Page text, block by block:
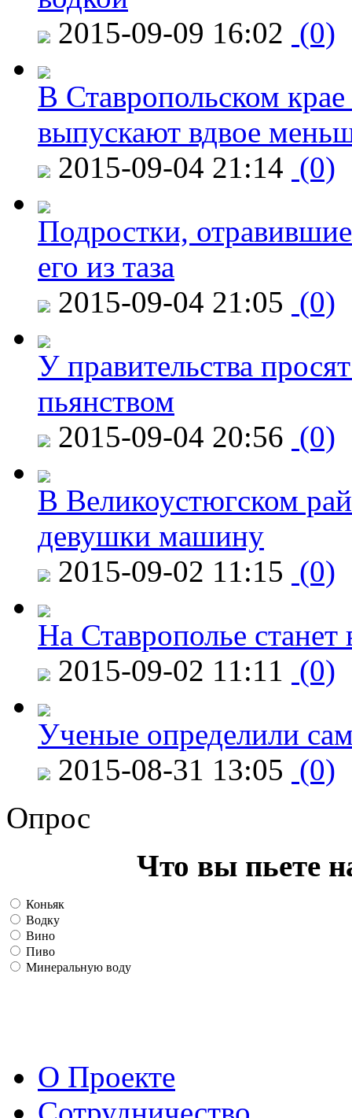
2015-09-09 16:02 (0)
В Ставропольском
выпускают вдвое
2015-09-04 21:14 (0)
Подростки,
его из таза
2015-09-04 21:05 (0)
У правительства
пьянством
2015-09-04 20:56 (0)
В Великоустюгском
девушки машину
2015-09-02 11:15 (0)
На Ставрополье
2015-09-02 11:11 (0)
Ученые определили
2015-08-31 13:05 (0)
Опрос
Что вы пьете
Коньяк
Водку
Вино
Пиво
Минеральную воду
О Проекте